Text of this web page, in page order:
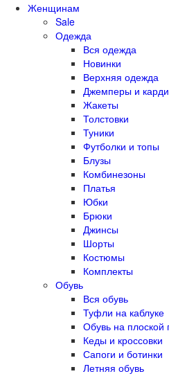
Женщинам
Sale
Одежда
Вся одежда
Новинки
Верхняя одежда
Джемперы и
Жакеты
Толстовки
Туники
Футболки и топы
Блузы
Комбинезоны
Платья
Юбки
Брюки
Джинсы
Шорты
Костюмы
Комплекты
Обувь
Вся обувь
Туфли на каблуке
Обувь на плоской
Кеды и кроссовки
Сапоги и ботинки
Летняя обувь